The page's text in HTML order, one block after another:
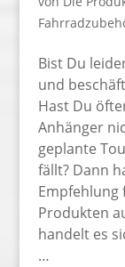
Bist Du
und
Hast Du
Anhänger
geplante
fällt? Dann
Empfehlung
Produkten
handelt es
…